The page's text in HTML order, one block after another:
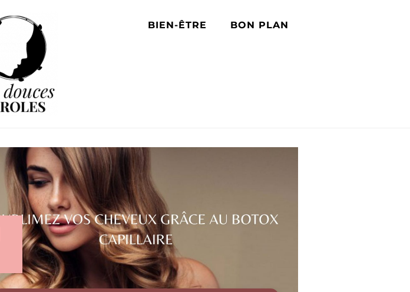
BIEN-ÊTRE BON PLAN